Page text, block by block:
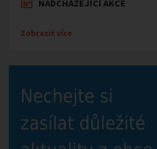
NADCHÁZEJÍCÍ AKCE
Zobrazit více